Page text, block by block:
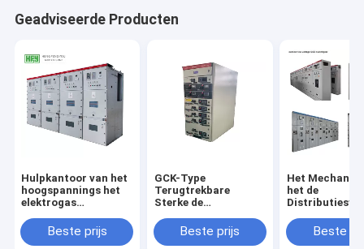
Geadviseerde Producten
Hulpkantoor van het
hoogspannings het
elektrogas
mechanisme
Beste prijs
GCK-Type
Terugtrekbare
Sterke de
Prestaties van het
Laag
Beste prijs
Het
het de
Voltagemacht
Beste